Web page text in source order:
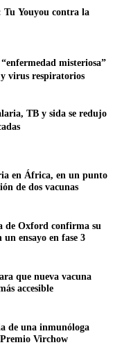
Tu Youyou contra la
misteriosa”
virus respiratorios
TB y sida se redujo
en África, en un punto
de dos vacunas
de Oxford confirma su
ensayo en fase 3
que nueva vacuna
accesible
de una inmunóloga